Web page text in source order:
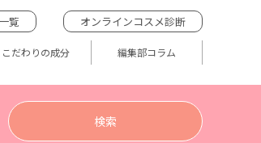
覧 オンラインコスメ診断
こだわりの成分 編集部コラム